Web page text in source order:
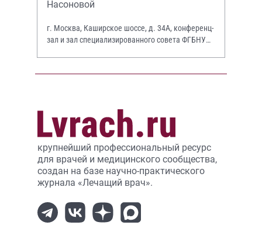
Насоновой
г. Москва, Каширское шоссе, д. 34А, конференц-
зал и зал специализированного совета ФГБНУ
крупнейший профессиональный ресурс
для врачей и медицинского сообщества,
создан на базе научно-практического
журнала «Лечащий врач».